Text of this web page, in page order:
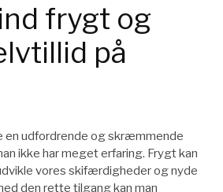
frygt og
på
en udfordrende og skræmmende
ikke har meget erfaring. Frygt kan
vores skifærdigheder og nyde
den rette tilgang kan man